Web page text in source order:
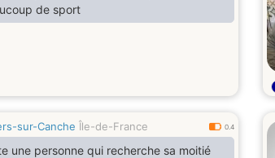
de sport
sur-Canche Île-de-France 0.4
une personne qui recherche sa moitié